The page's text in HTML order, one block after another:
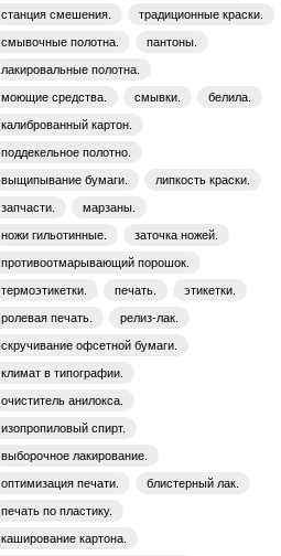
станция смешения. традиционные краски.
смывочные полотна. пантоны.
лакировальные полотна.
моющие средства. смывки. белила.
калиброванный картон.
поддекельное полотно.
выщипывание бумаги. липкость краски.
запчасти. марзаны.
ножи гильотинные. заточка ножей.
противоотмарывающий порошок.
термоэтикетки. печать. этикетки.
ролевая печать. релиз-лак.
скручивание офсетной бумаги.
климат в типографии.
очиститель анилокса.
изопропиловый спирт.
выборочное лакирование.
оптимизация печати. блистерный лак.
печать по пластику.
каширование картона.